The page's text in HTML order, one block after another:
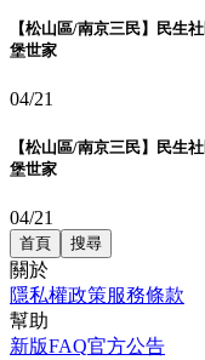
【松山區/南京三民】民生
堡世家
04/21
【松山區/南京三民】民生
堡世家
04/21
首頁 搜尋
關於
隱私權政策服務條款
幫助
新版FAQ官方公告